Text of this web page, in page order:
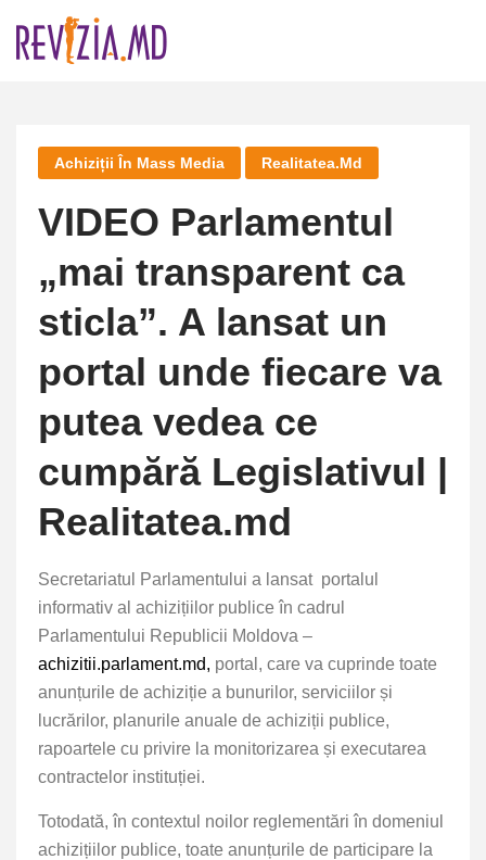
Achiziții În Mass Media Realitatea.md
VIDEO Parlamentul
„mai transparent ca
sticla”. A lansat un
portal unde fiecare va
putea vedea ce
cumpără Legislativul |
Realitatea.md
Secretariatul Parlamentului a lansat portalul
informativ al achizițiilor publice în cadrul
Parlamentului Republicii Moldova –
achizitii.parlament.md, portal, care va cuprinde toate
anunțurile de achiziție a bunurilor, serviciilor și
lucrărilor, planurile anuale de achiziții publice,
rapoartele cu privire la monitorizarea și executarea
contractelor instituției.
Totodată, în contextul noilor reglementări în domeniul
achizițiilor publice, toate anunțurile de participare la